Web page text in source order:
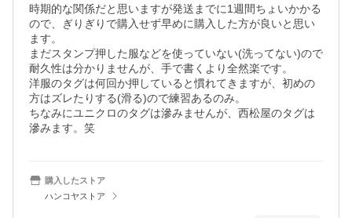
時期的な関係だと思いますが発送までに1週間ちょいかかる
ので、ぎりぎりで購入せず早めに購入した方が良いと思い
ます。
まだスタンプ押した服などを使っていない(洗ってない)ので
耐久性は分かりませんが、手で書くより全然楽です。
洋服のタグは何回か押していると慣れてきますが、初めの
方はズレたりする(滑る)ので練習あるのみ。
ちなみにユニクロのタグは滲みませんが、西松屋のタグは
滲みます。笑
購入したストア
ハンコヤストア